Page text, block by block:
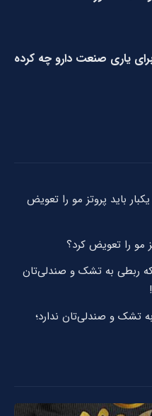
یاری صنعت دارو چه کرده
باید پروتز مو را تعویض
مو را تعویض کرد؟
ربطی به تشک و صندلی‌تان
تشک و صندلی‌تان ندارد؛